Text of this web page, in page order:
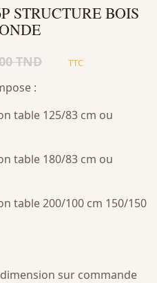
STRUCTURE BOIS
TND TTC
:
table 125/83 cm ou
table 180/83 cm ou
table 200/100 cm 150/150
sur commande